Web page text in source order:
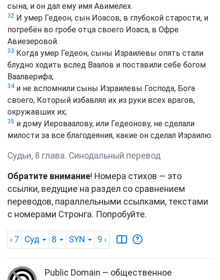
сына, и он дал ему имя Авимелех.
32 И умер Гедеон, сын Иоасов, в глубокой старости, и
погребён во гробе отца своего Иоаса, в Офре
Авиезеровой.
33 Когда умер Гедеон, сыны Израилевы опять стали
блудно ходить вслед Ваалов и поставили себе богом
Ваалверифа;
34и не вспомнили сыны Израилевы Господа, Бога
своего, Который избавлял их из руки всех врагов,
окружавших их;
35 и дому Иероваалову, или Гедеонову, не сделали
милости за все благодеяния, какие он сделал Израилю.
Судьи, 8 глава. Синодальный перевод
Обратите внимание! Номера стихов — это
ссылки, ведущие на раздел со сравнением
переводов, параллельными ссылками, текстами
с номерами Стронга. Попробуйте.
‹ 7 Суд 8 SYN 9 ›
Public Domain — общественное